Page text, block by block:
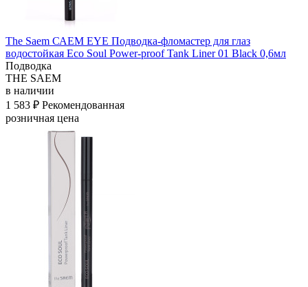
The Saem САЕМ EYE Подводка-фломастер для глаз
водостойкая Eco Soul Power-proof Tank Liner 01 Black 0,6мл
Подводка
THE SAEM
в наличии
1 583 ₽ Рекомендованная
розничная цена